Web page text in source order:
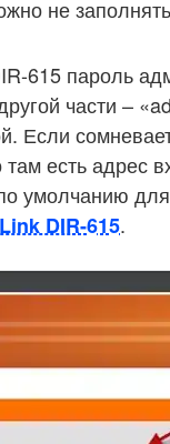
не
615 пароль
части –
Если
там есть адрес
умолчанию
DIR-615.